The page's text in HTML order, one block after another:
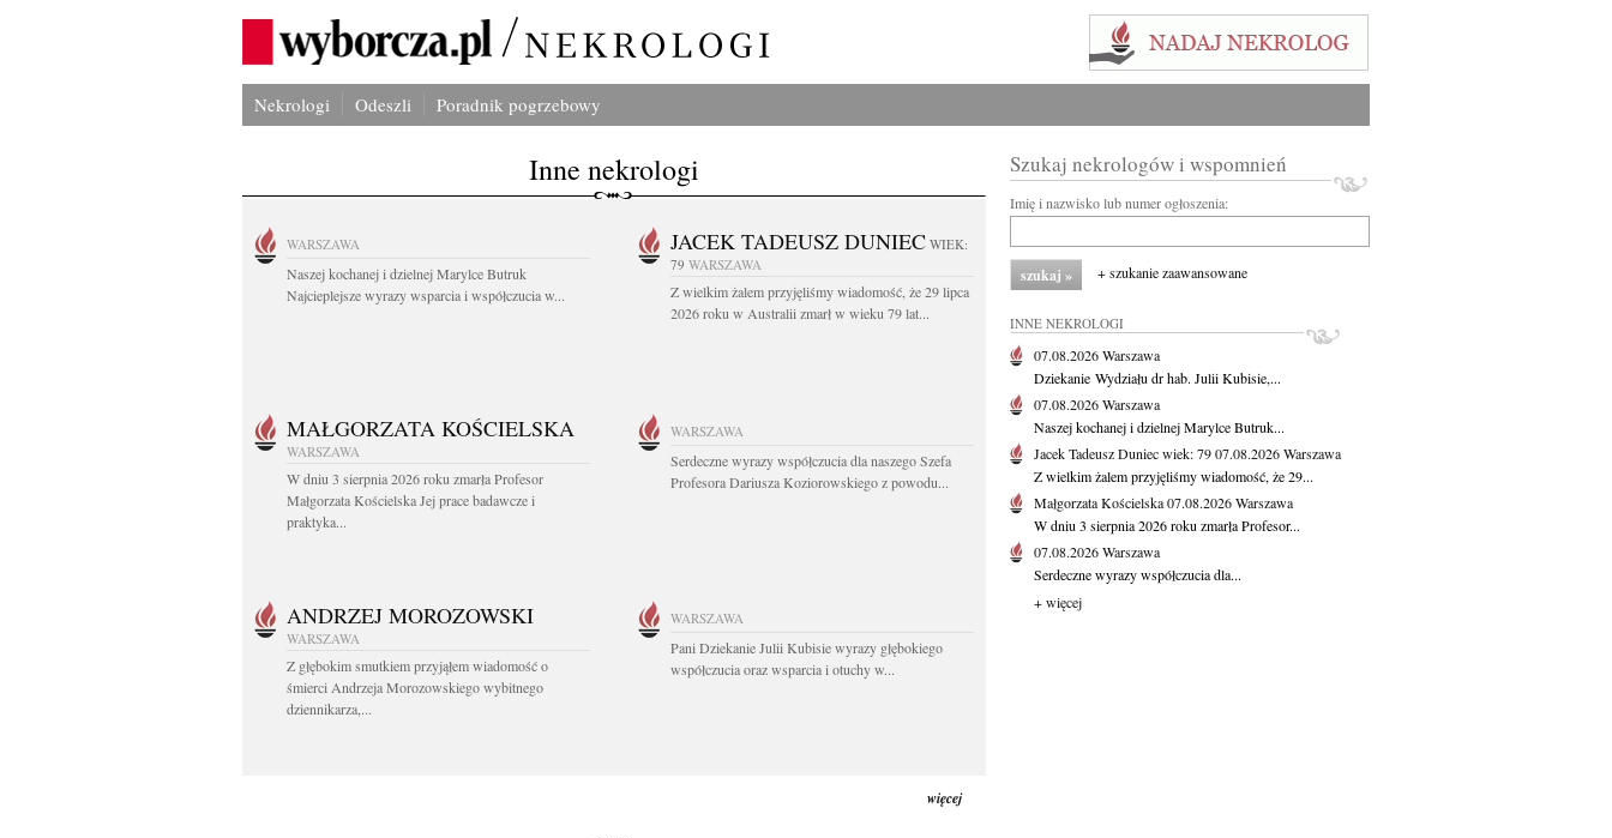
Nekrologi Odeszli Poradnik pogrzebowy
Inne nekrologi
WARSZAWA
Naszej kochanej i dzielnej Marylce Butruk
Najcieplejsze wyrazy wsparcia i współczucia w...
JACEK TADEUSZ DUNIEC WIEK:
79 WARSZAWA
Z wielkim żalem przyjęliśmy wiadomość, że 29 lipca
2026 roku w Australii zmarł w wieku 79 lat...
MAŁGORZATA KOŚCIELSKA
WARSZAWA
W dniu 3 sierpnia 2026 roku zmarła Profesor
Małgorzata Kościelska Jej prace badawcze i
praktyka...
WARSZAWA
Serdeczne wyrazy współczucia dla naszego Szefa
Profesora Dariusza Koziorowskiego z powodu...
ANDRZEJ MOROZOWSKI
WARSZAWA
Z głębokim smutkiem przyjąłem wiadomość o
śmierci Andrzeja Morozowskiego wybitnego
dziennikarza,...
WARSZAWA
Pani Dziekanie Julii Kubisie wyrazy głębokiego
współczucia oraz wsparcia i otuchy w...
więcej
Szukaj nekrologów i wspomnień
Imię i nazwisko lub numer ogłoszenia:
+ szukanie zaawansowane
INNE NEKROLOGI
07.08.2026Warszawa
Dziekanie Wydziału dr hab. Julii Kubisie,...
07.08.2026Warszawa
Naszej kochanej i dzielnej Marylce Butruk...
Jacek Tadeusz Duniecwiek: 7907.08.2026Warszawa
Z wielkim żalem przyjęliśmy wiadomość, że 29...
Małgorzata Kościelska07.08.2026Warszawa
W dniu 3 sierpnia 2026 roku zmarła Profesor...
07.08.2026Warszawa
Serdeczne wyrazy współczucia dla...
+ więcej